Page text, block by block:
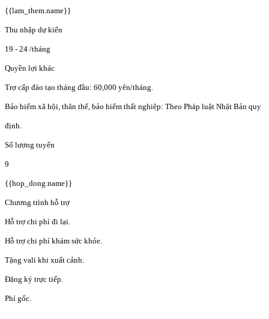
{{lam_them.name}}
Thu nhập dự kiến
19 - 24 /tháng
Quyền lợi khác
Trợ cấp đào tạo tháng đầu: 60,000 yên/tháng.
Bảo hiểm xã hội, thân thể, bảo hiểm thất nghiệp: Theo Pháp luật Nhật Bản quy
định.
Số lượng tuyển
9
{{hop_dong.name}}
Chương trình hỗ trợ
Hỗ trợ chi phí đi lại.
Hỗ trợ chi phí khám sức khỏe.
Tặng vali khi xuất cảnh.
Đăng ký trực tiếp.
Phí gốc.